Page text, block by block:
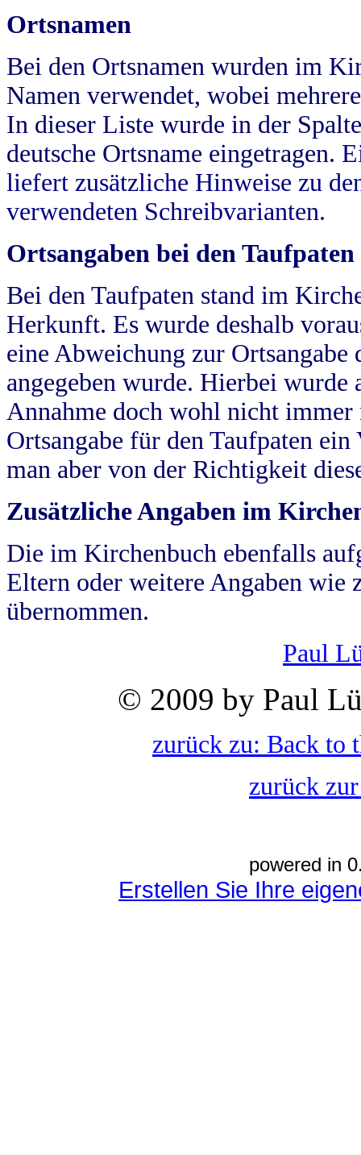
Ortsnamen
Bei den Ortsnamen wurden im
Namen verwendet, wobei
In dieser Liste wurde in der
deutsche Ortsname eingetragen.
liefert zusätzliche Hinweise zu
verwendeten Schreibvarianten.
Ortsangaben bei den Taufpaten
Bei den Taufpaten stand im
Herkunft. Es wurde deshalb
eine Abweichung zur
angegeben wurde. Hierbei wurde
Annahme doch wohl nicht
Ortsangabe für den Taufpaten
man aber von der Richtigkeit
Zusätzliche Angaben im
Die im Kirchenbuch ebenfalls
Eltern oder weitere Angaben wie
übernommen.
Paul
© 2009 by Paul
zurück zu: Back to
zurück
powered in
Erstellen Sie Ihre